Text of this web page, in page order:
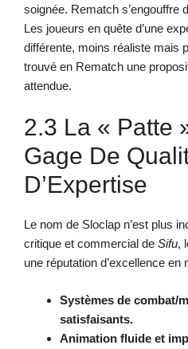
soignée. Rematch s’engouffre
Les joueurs en quête d’une
différente, moins réaliste mais
trouvé en Rematch une
attendue.
2.3 La « Patte
Gage De
D’Expertise
Le nom de Sloclap n’est plus
critique et commercial de Sifu,
une réputation d’excellence en
Systèmes de combat/
satisfaisants.
Animation fluide et